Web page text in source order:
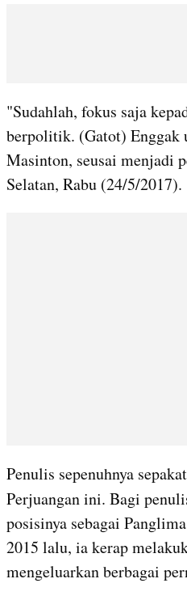
"Sudahlah, fokus saja
berpolitik. (Gatot)
Masinton, seusai menjadi
Selatan, Rabu (24/5/2017).
Penulis sepenuhnya
Perjuangan ini. Bagi
posisinya sebagai
2015 lalu, ia kerap
mengeluarkan berbagai